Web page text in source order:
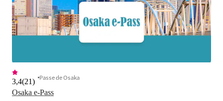
Osaka e-Pass
3,4(21) Passe de Osaka